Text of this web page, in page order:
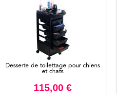
Desserte de toilettage pour chiens
et chats
115,00 €